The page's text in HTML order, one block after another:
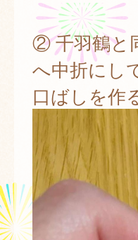
② 千羽鶴と
へ中折にし
口ばしを作